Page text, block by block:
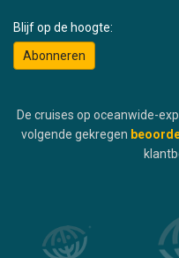
Blijf op de hoogte:
Abonneren
De cruises op oceanwide-
volgende gekregen